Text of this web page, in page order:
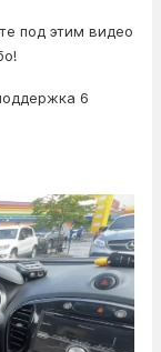
под этим видео
6